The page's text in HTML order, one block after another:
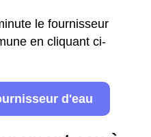
le fournisseur
en cliquant ci-
d'eau